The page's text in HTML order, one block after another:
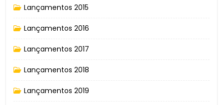
Lançamentos 2015
Lançamentos 2016
Lançamentos 2017
Lançamentos 2018
Lançamentos 2019